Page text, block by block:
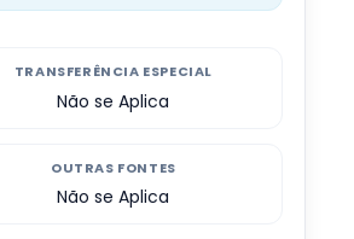
TRANSFERÊNCIA ESPECIAL
Não se Aplica
OUTRAS FONTES
Não se Aplica